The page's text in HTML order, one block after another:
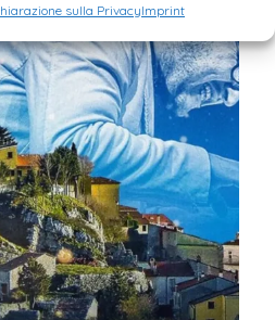
sulla PrivacyImprint